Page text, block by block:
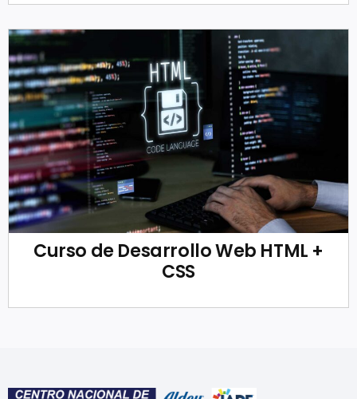
Curso de Desarrollo Web HTML +
CSS